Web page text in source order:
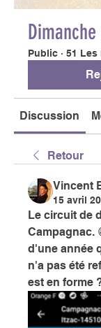
Public · 51 Les
Discussion
Retour
Vincent
15 avril
Le circuit de
Campagnac.
d'une année
n'a pas été
est en forme